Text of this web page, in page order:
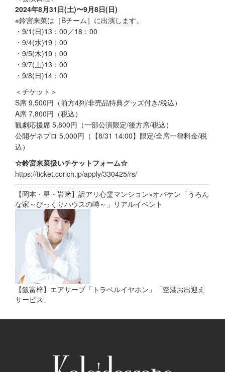
2024年8月31日(土)〜9月8日(日)
​※鈴宮来菜は［Bチーム］に出演します。
​・9/1(日)13：00／18：00
​・9/4(水)19：00
​・9/5(木)19：00
​・9/7(土)13：00
​・9/8(日)14：00
＜チケット＞
S席 9,500円（前方4列/非売品特典グッズ付き​/税込）
A席 7,800円​（税込）​​​​​
観劇応援席 5,800円​（一部公演限定/後方席/税込）​​​​​
公開ゲネプロ 5,000円​（【8/31 14:00】限定/全席一律料金/税
込）
☆鈴宮来菜扱いチケットフォーム☆
https://ticket.corich.jp/apply/330425/rs/
【岡本・星・岩﨑】訳アリ心霊マンション×オバケン「うろん
な家～びっくりハウスの噂～」リアルイベント
【飯富梓】エアサーブ「トラベルイヤホン」「空港お出迎え
サービス」